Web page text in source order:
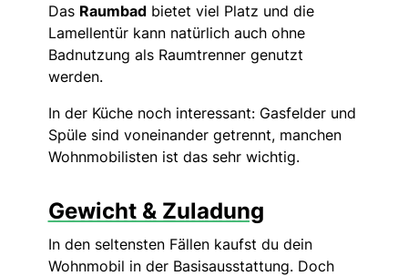
Das Raumbadbietet viel Platz und die
Lamellentür kann natürlich auch ohne
Badnutzung als Raumtrenner genutzt
werden.
In der Küche noch interessant: Gasfelder und
Spüle sind voneinander getrennt, manchen
Wohnmobilisten ist das sehr wichtig.
Gewicht & Zuladung
In den seltensten Fällen kaufst du dein
Wohnmobil in der Basisausstattung. Doch